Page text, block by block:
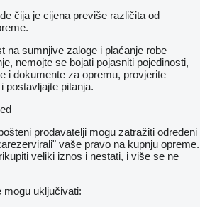
čija je cijena previše različita od
na sumnjive zaloge i plaćanje robe
nemojte se bojati pojasniti pojedinosti,
i dokumente za opremu, provjerite
postavljajte pitanja.
prodavatelji mogu zatražiti određeni
vaše pravo na kupnju opreme.
veliki iznos i nestati, i više se ne
mogu uključivati: